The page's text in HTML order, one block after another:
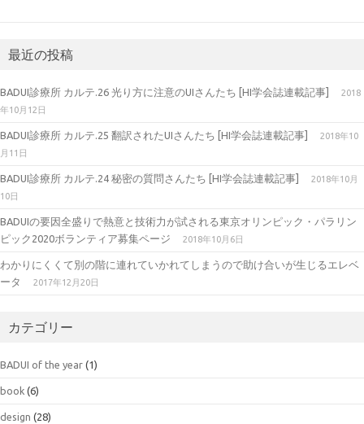
最近の投稿
BADUI診療所 カルテ.26 光り方に注意のUIさんたち [HI学会誌連載記事]
2018
年10月12日
BADUI診療所 カルテ.25 翻訳されたUIさんたち [HI学会誌連載記事]
2018年10
月11日
BADUI診療所 カルテ.24 秘密の質問さんたち [HI学会誌連載記事]
2018年10月
10日
BADUIの要因全盛りで熱意と技術力が試される東京オリンピック・パラリン
ピック2020ボランティア募集ページ
2018年10月6日
わかりにくくて別の階に連れていかれてしまうので助け合いが生じるエレベ
ータ
2017年12月20日
カテゴリー
BADUI of the year (1)
book (6)
design (28)